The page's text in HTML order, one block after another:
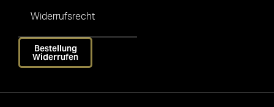
Widerrufsrecht
Bestellung
Widerrufen